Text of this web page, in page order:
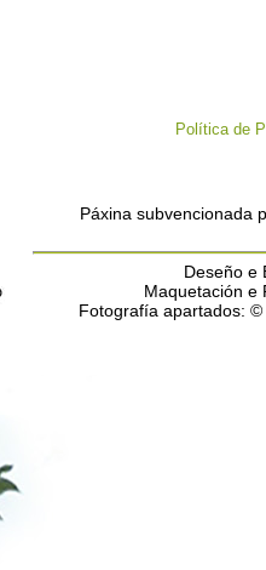
Política de
Páxina subvencionada
Deseño e
Maquetación e
Fotografía apartados: